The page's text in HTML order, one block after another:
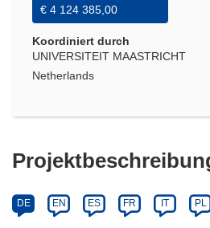
€ 4 124 385,00
Koordiniert durch
UNIVERSITEIT MAASTRICHT
Netherlands
DE EN ES FR IT PL